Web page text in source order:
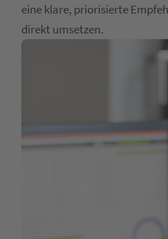
eine klare, priorisierte
direkt umsetzen.